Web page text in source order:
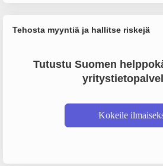
Tehosta myyntiä ja hallitse riskejä
Tutustu Suomen
Kokeile